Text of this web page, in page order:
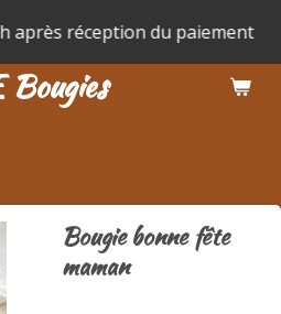
après réception du paiement
Bougie bonne fête
maman